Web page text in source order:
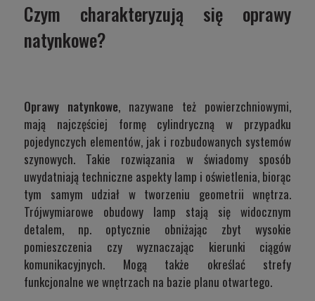
Czym charakteryzują się oprawy
natynkowe?
Oprawy natynkowe, nazywane też powierzchniowymi,
mają najczęściej formę cylindryczną w przypadku
pojedynczych elementów, jak i rozbudowanych systemów
szynowych. Takie rozwiązania w świadomy sposób
uwydatniają techniczne aspekty lamp i oświetlenia, biorąc
tym samym udział w tworzeniu geometrii wnętrza.
Trójwymiarowe obudowy lamp stają się widocznym
detalem, np. optycznie obniżając zbyt wysokie
pomieszczenia czy wyznaczając kierunki ciągów
komunikacyjnych. Mogą także określać strefy
funkcjonalne we wnętrzach na bazie planu otwartego.